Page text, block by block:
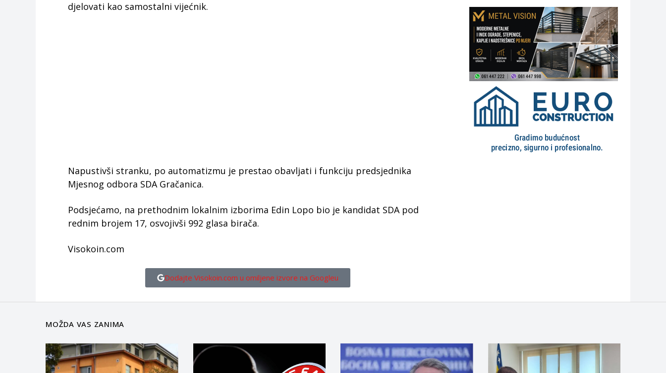
djelovati kao samostalni vijećnik.
Napustivši stranku, po automatizmu je prestao obavljati i funkciju predsjednika
Mjesnog odbora SDA Gračanica.
Podsjećamo, na prethodnim lokalnim izborima Edin Lopo bio je kandidat SDA pod
rednim brojem 17, osvojivši 992 glasa birača.
Visokoin.com
Dodajte Visokoin.com u omiljene izvore na Googleu
MOŽDA VAS ZANIMA